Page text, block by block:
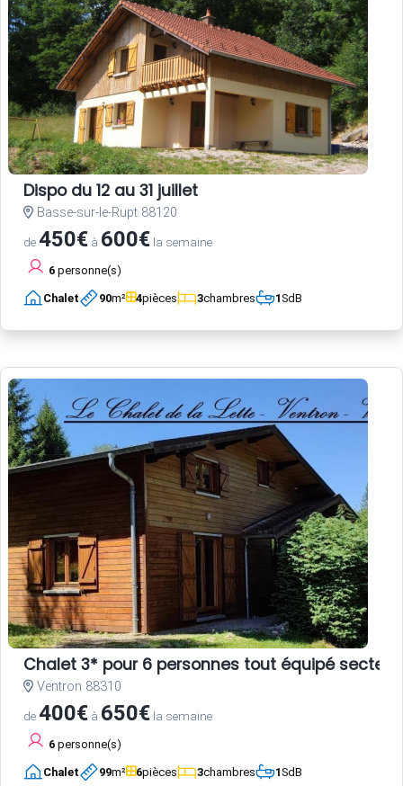
Dispo du 12 au 31 juillet
Basse-sur-le-Rupt 88120
de450€ à 600€ la semaine
6 personne(s)
Chalet 90m² 4pièces 3chambres 1SdB
Chalet 3* pour 6 personnes tout équipé
Ventron 88310
de400€ à 650€ la semaine
6 personne(s)
Chalet 99m² 6pièces 3chambres 1SdB